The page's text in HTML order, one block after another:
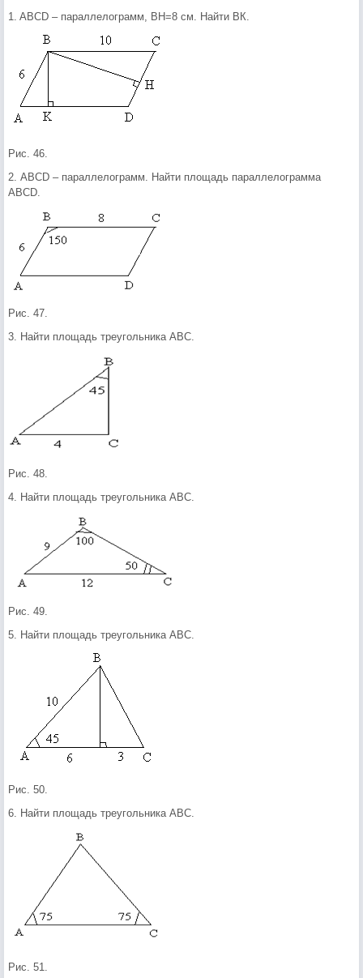
1. ABCD – параллелограмм, ВН=8 см. Найти ВК.
Рис. 46.
2. АBCD – параллелограмм. Найти площадь параллелограмма
ABCD.
Рис. 47.
3. Найти площадь треугольника АВС.
Рис. 48.
4. Найти площадь треугольника АВС.
Рис. 49.
5. Найти площадь треугольника АВС.
Рис. 50.
6. Найти площадь треугольника АВС.
Рис. 51.